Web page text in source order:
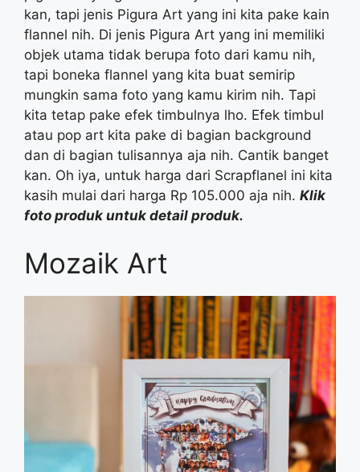
kan, tapi jenis Pigura Art yang ini kita pake kain
flannel nih. Di jenis Pigura Art yang ini memiliki
objek utama tidak berupa foto dari kamu nih,
tapi boneka flannel yang kita buat semirip
mungkin sama foto yang kamu kirim nih. Tapi
kita tetap pake efek timbulnya lho. Efek timbul
atau pop art kita pake di bagian background
dan di bagian tulisannya aja nih. Cantik banget
kan. Oh iya, untuk harga dari Scrapflanel ini kita
kasih mulai dari harga Rp 105.000 aja nih. Klik
foto produk untuk detail produk.
Mozaik Art